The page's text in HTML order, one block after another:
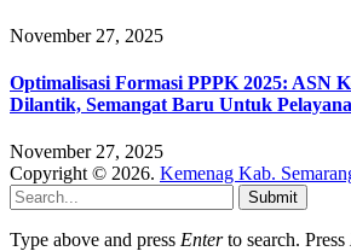
November 27, 2025
Optimalisasi Formasi PPPK 2025: ASN
Dilantik, Semangat Baru Untuk
November 27, 2025
Copyright © 2026. Kemenag Kab.
Submit
Type above and press Enterto search. Press